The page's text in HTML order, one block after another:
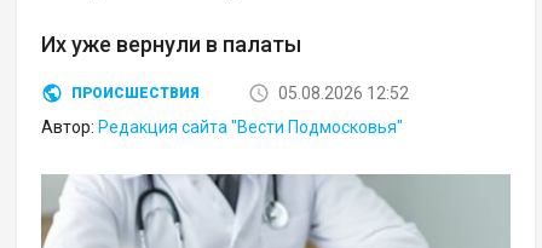
Их уже вернули в палаты
ПРОИСШЕСТВИЯ
05.08.2026 12:52
Автор: Редакция сайта "Вести Подмосковья"